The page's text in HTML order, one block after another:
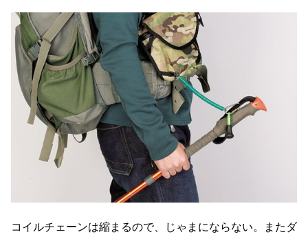
コイルチェーンは縮まるので、じゃまにならない。またダ